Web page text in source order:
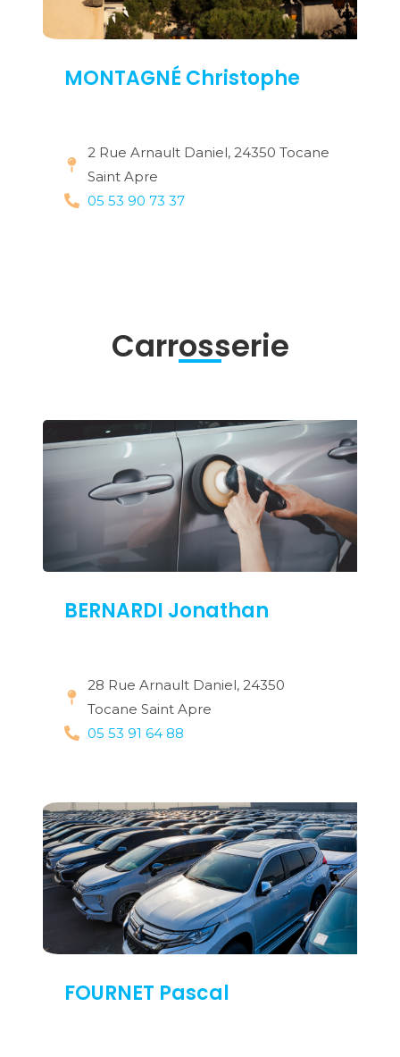
MONTAGNÉ Christophe
2 Rue Arnault Daniel, 24350 Tocane
Saint Apre
05 53 90 73 37
Carrosserie
BERNARDI Jonathan
28 Rue Arnault Daniel, 24350
Tocane Saint Apre
05 53 91 64 88
FOURNET Pascal